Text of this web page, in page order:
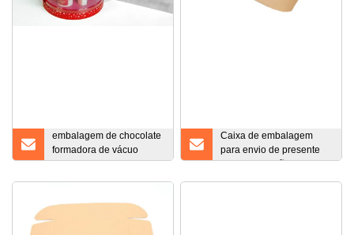
embalagem de chocolate
formadora de vácuo
bandeja de blister de
Caixa de embalagem
para envio de presente
em papel cartão